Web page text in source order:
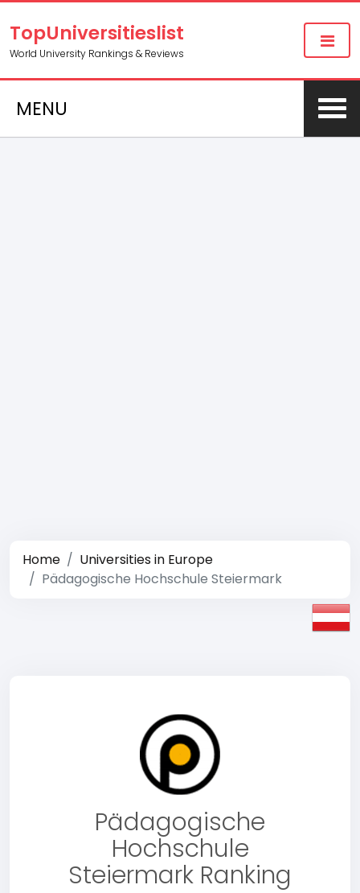
TopUniversitieslist
World University Rankings & Reviews
MENU
Home
Universities in Europe
Pädagogische Hochschule Steiermark
Pädagogische
Hochschule
Steiermark Ranking